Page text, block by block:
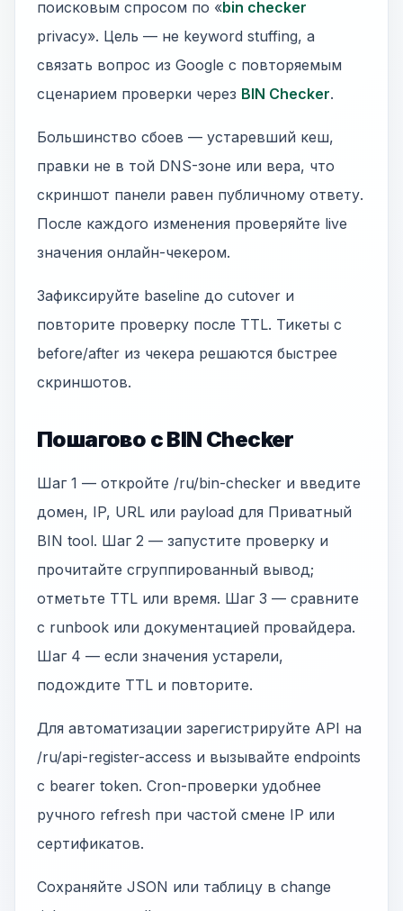
поисковым спросом по «bin checker
privacy». Цель — не keyword stuffing, а
связать вопрос из Google с повторяемым
сценарием проверки через BIN Checker.
Большинство сбоев — устаревший кеш,
правки не в той DNS-зоне или вера, что
скриншот панели равен публичному ответу.
После каждого изменения проверяйте live
значения онлайн-чекером.
Зафиксируйте baseline до cutover и
повторите проверку после TTL. Тикеты с
before/after из чекера решаются быстрее
скриншотов.
Пошагово с BIN Checker
Шаг 1 — откройте /ru/bin-checker и введите
домен, IP, URL или payload для Приватный
BIN tool. Шаг 2 — запустите проверку и
прочитайте сгруппированный вывод;
отметьте TTL или время. Шаг 3 — сравните
с runbook или документацией провайдера.
Шаг 4 — если значения устарели,
подождите TTL и повторите.
Для автоматизации зарегистрируйте API на
/ru/api-register-access и вызывайте endpoints
с bearer token. Cron-проверки удобнее
ручного refresh при частой смене IP или
сертификатов.
Сохраняйте JSON или таблицу в change